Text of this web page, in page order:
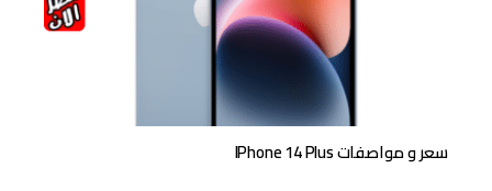
سعر و مواصفات IPhone 14 Plus